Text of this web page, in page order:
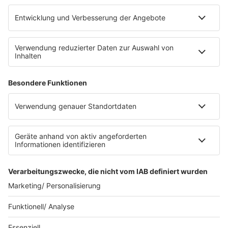
E-Bikes über eine Photovoltaikanlage auf dem …
Impressum
Datenschutzerklärung
Datenschutzeinstellungen
Radioplayer